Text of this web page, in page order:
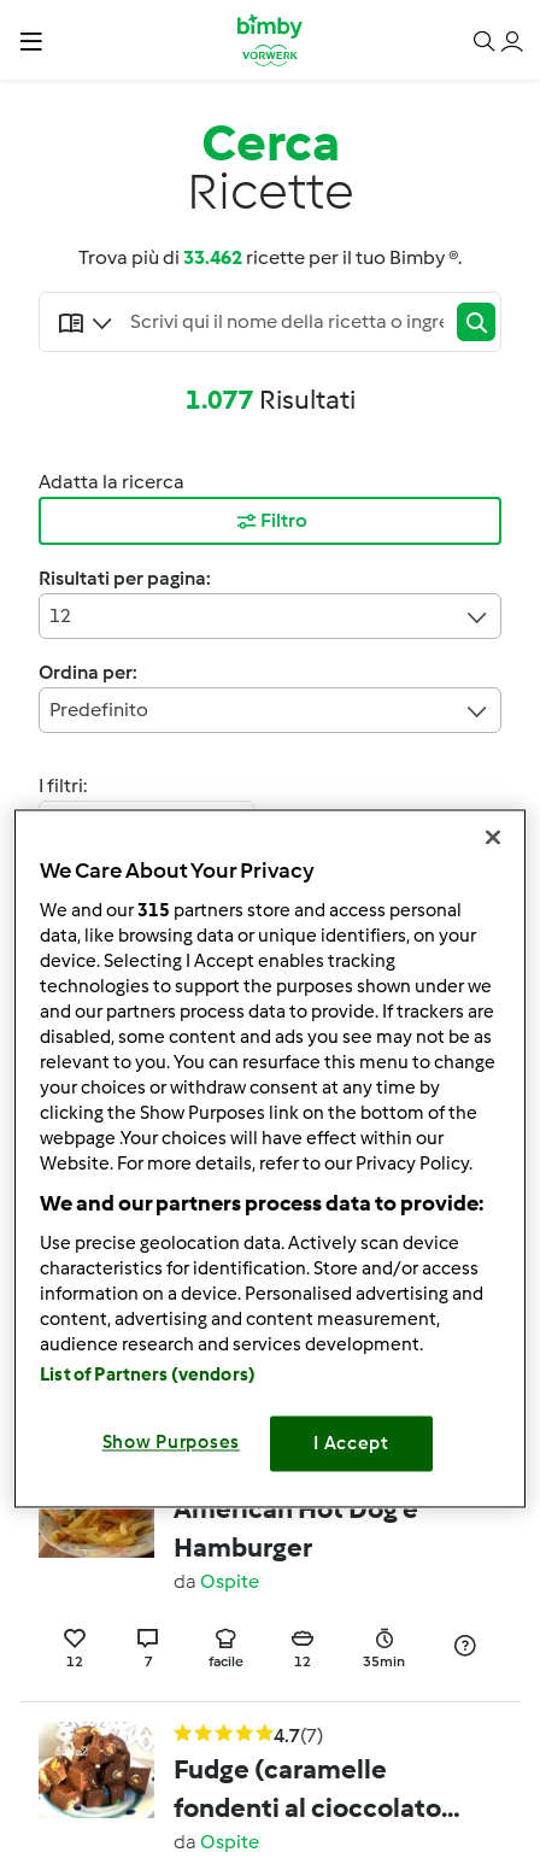
Cerca
Ricette
Trova più di 33.462 ricette per il tuo Bimby ®.
1.077 Risultati
Adatta la ricerca
Filtro
Risultati per pagina:
12
Ordina per:
Predefinito
I filtri:
Annulla
4.9(8)
Biscotti alla cannella
(Natale)
daOspite
7 14 medio -- 4h 40min
4.5(8)
Burro d'arachidi con
Bimby TM5
daOspite
4.6(8)
American Hot Dog e
Hamburger
da Ospite
12 7 facile 12 35min
4.7(7)
Fudge (caramelle
fondenti al cioccolato -
Natale)
da Ospite
We Care About Your Privacy
We and our315 partners store and access personal
data, like browsing data or unique identifiers, on your
device. Selecting I Accept enables tracking
technologies to support the purposes shown under we
and our partners process data to provide. If trackers are
disabled, some content and ads you see may not be as
relevant to you. You can resurface this menu to change
your choices or withdraw consent at any time by
clicking the Show Purposes link on the bottom of the
webpage .Your choices will have effect within our
Website. For more details, refer to our Privacy Policy.
We and our partners process data to provide:
Use precise geolocation data. Actively scan device
characteristics for identification. Store and/or access
information on a device. Personalised advertising and
content, advertising and content measurement,
audience research and services development.
List of Partners (vendors)
Show Purposes I Accept